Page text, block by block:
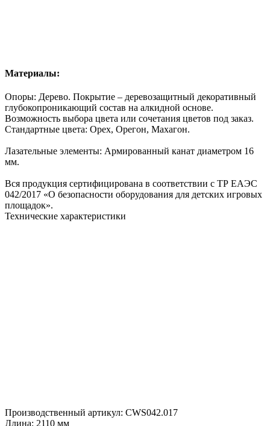
Материалы:
Опоры: Дерево. Покрытие – деревозащитный декоративный
глубокопроникающий состав на алкидной основе.
Возможность выбора цвета или сочетания цветов под заказ.
Стандартные цвета: Орех, Орегон, Махагон.
Лазательные элементы: Армированный канат диаметром 16
мм.
Вся продукция сертифицирована в соответствии с ТР ЕАЭС
042/2017 «О безопасности оборудования для детских игровых
площадок».
Технические характеристики
Производственный артикул: CWS042.017
Длина: 2110 мм